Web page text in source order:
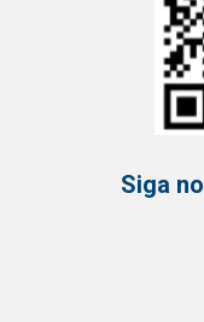
Siga